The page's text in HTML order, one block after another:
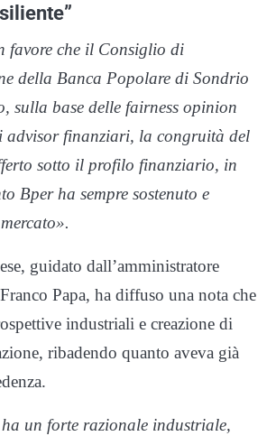
favore che il Consiglio di
della Banca Popolare di Sondrio
sulla base delle fairness opinion
advisor finanziari, la congruità del
sotto il profilo finanziario, in
Bper ha sempre sostenuto e
guidato dall’amministratore
Papa, ha diffuso una nota che
industriali e creazione di
ribadendo quanto aveva già
ha un forte razionale industriale,